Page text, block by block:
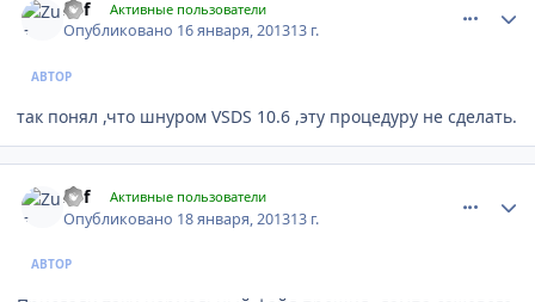
Zuf Активные пользователи
Опубликовано 16 января, 201313 г.
АВТОР
так понял ,что шнуром VSDS 10.6 ,эту процедуру не сделать.
Zuf Активные пользователи
Опубликовано 18 января, 201313 г.
АВТОР